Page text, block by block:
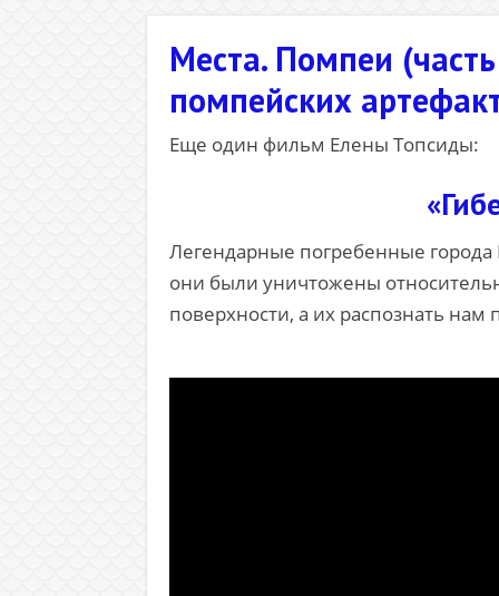
Места. Помпеи
помпейских
Еще один фильм Елены Топсиды:
Легендарные погребенные
они были уничтожены
поверхности, а их распознать